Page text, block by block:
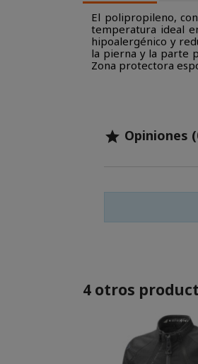
El polipropileno,
temperatura ideal
hipoalergénico y
la pierna y la parte
Zona protectora
 Opiniones
4 otros